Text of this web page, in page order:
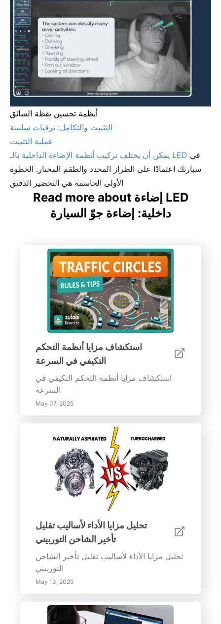
أنظمة تحسين يقظة السائق
التثبيت والتكامل: ترقيات سلسة
عملية التثبيت
يمكن أن يختلف تركيب أنظمة الإضاءة الداخلية بالـ LED
سيارتك اعتمادًا على الطراز المحدد والطقم المختار. الخطوة
الأولى الحاسمة هي التحضير الدقيق
Read more about إضاءة LED
داخلية: إضاءة جوّ السيارة
استكشاف مزايا أنظمة التحكم
التكيفي في السرعة
استكشاف مزايا أنظمة التحكم التكيفي في
السرعة
May 07, 2025
تحليل مزايا الأداء لأساليب تقليل
تأخير الشاحن التوربيني
تحليل مزايا الأداء لأساليب تقليل تأخير الشاحن
التوربيني
May 13, 2025